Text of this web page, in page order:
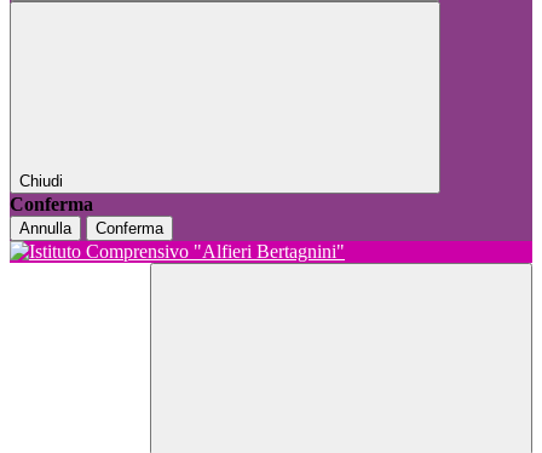
Chiudi
Conferma
Annulla Conferma